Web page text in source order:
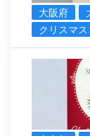
大阪府
クリスマ